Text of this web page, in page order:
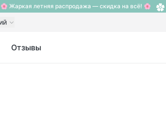
🌸 Жаркая летняя распродажа — скидка на всё! 🌸
Отзывы